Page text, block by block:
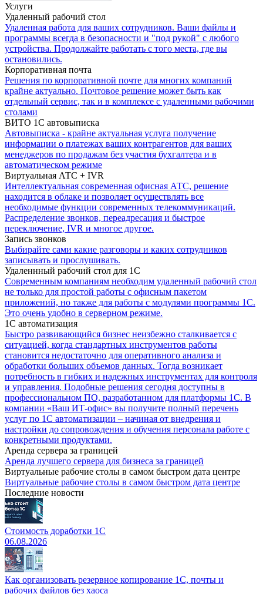
Услуги
Удаленный рабочий стол
Удаленная работа для ваших сотрудников. Ваши файлы и
программы всегда в безопасности и "под рукой" с любого
устройства. Продолжайте работать с того места, где вы
остановились.
Корпоративная почта
Решения по корпоративной почте для многих компаний
крайне актуально. Почтовое решение может быть как
отдельный сервис, так и в комплексе с удаленными рабочими
столами
ВИТО 1С автовыписка
Автовыписка - крайне актуальная услуга получение
информации о платежах ваших контрагентов для ваших
менеджеров по продажам без участия бухгалтера и в
автоматическом режиме
Виртуальная АТС + IVR
Интеллектуальная современная офисная АТС, решение
находится в облаке и позволяет осуществлять все
необходимые функции современных телекоммуникаций.
Распределение звонков, переадресация и быстрое
переключение, IVR и многое другое.
Запись звонков
Выбирайте сами какие разговоры и каких сотрудников
записывать и прослушивать.
Удаленнный рабочий стол для 1С
Современным компаниям необходим удаленный рабочий стол
не только для простой работы с офисным пакетом
приложений, но также для работы с модулями программы 1С.
Это очень удобно в серверном режиме.
1С автоматизация
Быстро развивающийся бизнес неизбежно сталкивается с
ситуацией, когда стандартных инструментов работы
становится недостаточно для оперативного анализа и
обработки больших объемов данных. Тогда возникает
потребность в гибких и надежных инструментах для контроля
и управления. Подобные решения сегодня доступны в
профессиональном ПО, разработанном для платформы 1С. В
компании «Ваш ИТ-офис» вы получите полный перечень
услуг по 1С автоматизации – начиная от внедрения и
настройки до сопровождения и обучения персонала работе с
конкретными продуктами.
Аренда сервера за границей
Аренда лучшего сервера для бизнеса за границей
Виртуальные рабочие столы в самом быстром дата центре
Виртуальные рабочие столы в самом быстром дата центре
Последние новости
Стоимость доработки 1С
06.08.2026
Как организовать резервное копирование 1С, почты и
рабочих файлов без хаоса